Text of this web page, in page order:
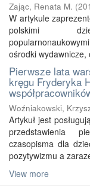
Zając, Renata M. (
W artykule
polskimi
ośrodki wydawnicze,
Pierwsze lata
kręgu Fryderyka
Woźniakowski,
Artykuł jest
przedstawienia
czasopisma dla
pozytywizmu a
View more